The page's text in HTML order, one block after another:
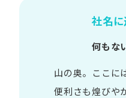
社名
何もな
山の​奥。​ここに
便利さも煌びや